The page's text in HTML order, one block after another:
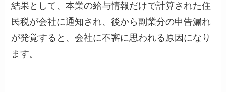
結果として、本業の給与情報だけで計算された住
民税が会社に通知され、後から副業分の申告漏れ
が発覚すると、会社に不審に思われる原因になり
ます。